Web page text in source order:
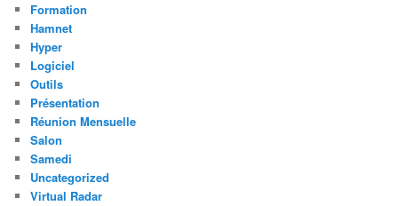
Formation
Hamnet
Hyper
Logiciel
Outils
Présentation
Réunion Mensuelle
Salon
Samedi
Uncategorized
Virtual Radar